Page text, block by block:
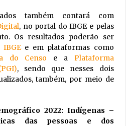
também contará com
, no portal do IBGE e pelas
Os resultados poderão ser
e em plataformas como
do Censo e a Plataforma
, sendo que nesses dois
também, por meio de
2022: Indígenas –
das pessoas e dos